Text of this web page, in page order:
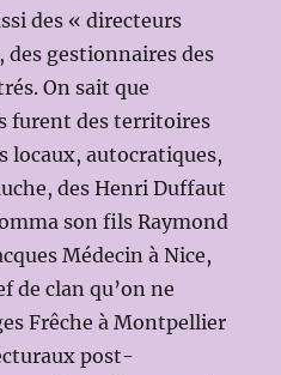
des « directeurs
gestionnaires des
On sait que
furent des territoires
locaux, autocratiques,
des Henri Duffaut
son fils Raymond
Médecin à Nice,
de clan qu’on ne
Frêche à Montpellier
post-